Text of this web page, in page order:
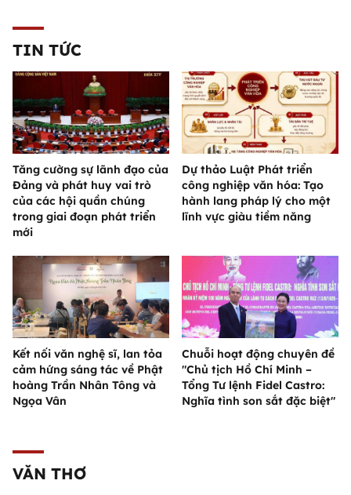
TIN TỨC
Tăng cường sự lãnh đạo của
Đảng và phát huy vai trò
của các hội quần chúng
trong giai đoạn phát triển
mới
Dự thảo Luật Phát triển
công nghiệp văn hóa: Tạo
hành lang pháp lý cho một
lĩnh vực giàu tiềm năng
Kết nối văn nghệ sĩ, lan tỏa
cảm hứng sáng tác về Phật
hoàng Trần Nhân Tông và
Ngọa Vân
Chuỗi hoạt động chuyên đề
"Chủ tịch Hồ Chí Minh –
Tổng Tư lệnh Fidel Castro:
Nghĩa tình son sắt đặc biệt"
VĂN THƠ